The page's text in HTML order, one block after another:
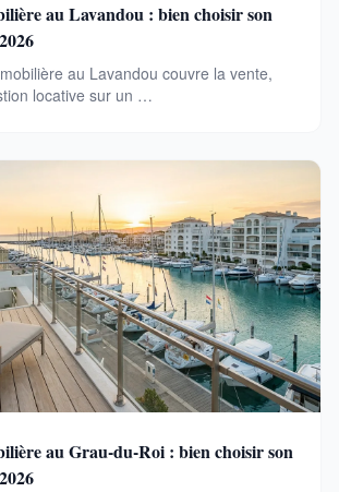
au Lavandou : bien choisir son
au Lavandou couvre la vente,
locative sur un …
au Grau-du-Roi : bien choisir son